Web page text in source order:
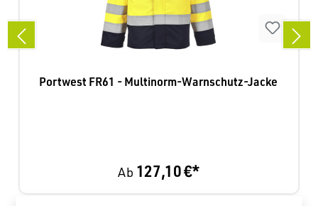
Portwest FR61 - Multinorm-Warnschutz-Jacke
Ab 127,10 €*